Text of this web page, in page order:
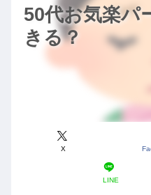
50代お気楽パ
きる？
X
LINE